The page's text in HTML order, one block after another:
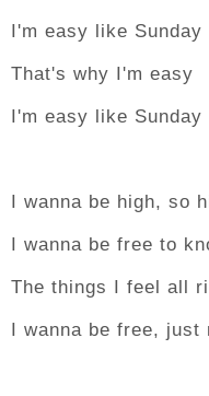
I'm easy like Sunday
That's why I'm easy
I'm easy like Sunday
I wanna be high, so
I wanna be free to
The things I feel all
I wanna be free, just